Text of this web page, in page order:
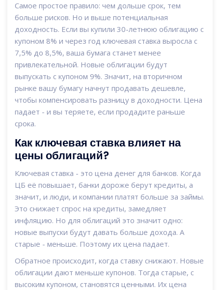
Самое простое правило: чем дольше срок, тем
больше рисков. Но и выше потенциальная
доходность. Если вы купили 30-летнюю облигацию с
купоном 8% и через год ключевая ставка выросла с
7,5% до 8,5%, ваша бумага станет менее
привлекательной. Новые облигации будут
выпускать с купоном 9%. Значит, на вторичном
рынке вашу бумагу начнут продавать дешевле,
чтобы компенсировать разницу в доходности. Цена
падает - и вы теряете, если продадите раньше
срока.
Как ключевая ставка влияет на
цены облигаций?
Ключевая ставка - это цена денег для банков. Когда
ЦБ её повышает, банки дороже берут кредиты, а
значит, и люди, и компании платят больше за займы.
Это снижает спрос на кредиты, замедляет
инфляцию. Но для облигаций это значит одно:
новые выпуски будут давать больше дохода. А
старые - меньше. Поэтому их цена падает.
Обратное происходит, когда ставку снижают. Новые
облигации дают меньше купонов. Тогда старые, с
высоким купоном, становятся ценными. Их цена